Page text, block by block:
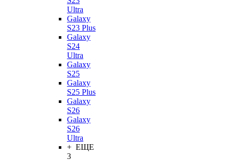
Ultra
Galaxy
S23 Plus
Galaxy
S24
Ultra
Galaxy
S25
Galaxy
S25 Plus
Galaxy
S26
Galaxy
S26
Ultra
+ ЕЩЕ
3